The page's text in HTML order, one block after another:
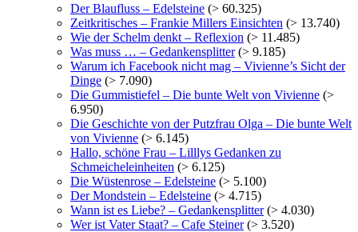
Der Blaufluss – Edelsteine (> 60.325)
Zeitkritisches – Frankie Millers Einsichten (> 13.740)
Wie der Schelm denkt – Reflexion (> 11.485)
Was muss … – Gedankensplitter(> 9.185)
Warum ich Facebook nicht mag – Vivienne’s Sicht der
Dinge (> 7.090)
Die Gummistiefel – Die bunte Welt von Vivienne (>
6.950)
Die Geschichte von der Putzfrau Olga – Die bunte Welt
von Vivienne (> 6.145)
Hallo, schöne Frau – Lilllys Gedanken zu
Schmeicheleinheiten (> 6.125)
Die Wüstenrose – Edelsteine (> 5.100)
Der Mondstein – Edelsteine (> 4.715)
Wann ist es Liebe? – Gedankensplitter(> 4.030)
Wer ist Vater Staat? – Cafe Steiner(> 3.520)